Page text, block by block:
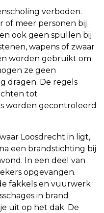
verboden.
of meer personen bij
ook geen spullen bij
wapens of zwaar
worden gebruikt om
ze geen
dragen. De regels
tot
worden gecontroleerd
Loosdrecht in ligt,
een brandstichting bij
In een deel van
opgevangen.
fakkels en vuurwerk
in brand
uit op het dak. De